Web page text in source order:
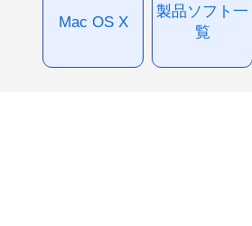
Mac OS X
製品ソフト一
覧